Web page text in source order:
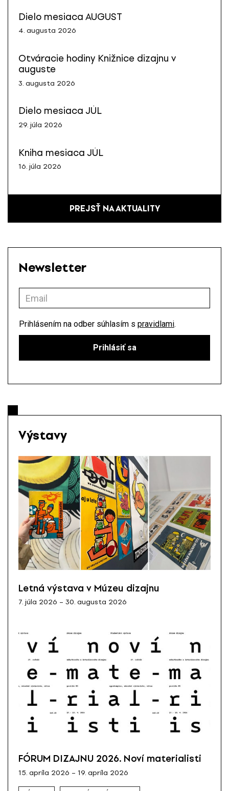
Dielo mesiaca AUGUST
4. augusta 2026
Otváracie hodiny Knižnice dizajnu v
auguste
3. augusta 2026
Dielo mesiaca JÚL
29. júla 2026
Kniha mesiaca JÚL
16. júla 2026
PREJSŤ NA AKTUALITY
Newsletter
Výstavy
Letná výstava v Múzeu dizajnu
7. júla 2026 – 30. augusta 2026
FÓRUM DIZAJNU 2026. Noví materialisti
15. apríla 2026 – 19. apríla 2026